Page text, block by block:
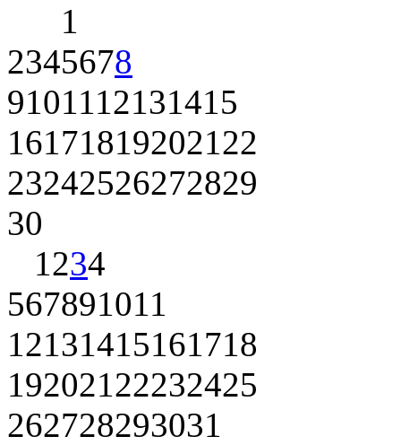
1
2345678
9101112131415
16171819202122
23242526272829
30
1234
567891011
12131415161718
19202122232425
262728293031